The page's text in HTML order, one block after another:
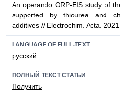
An operando ORP-EIS study of
supported by thiourea and
additives // Electrochim. Acta.
LANGUAGE OF FULL-TEXT
русский
ПОЛНЫЙ ТЕКСТ СТАТЬИ
Получить